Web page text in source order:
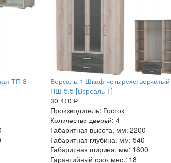
ТП-3
Версаль-1 Шкаф четырёхстворчатый
ПШ-5.5 [Версаль-1]
30 410 ₽
Производитель: Росток
Количество дверей: 4
Габаритная высота, мм: 2200
Габаритная глубина, мм: 540
Габаритная ширина, мм: 1600
Гарантийный срок мес.: 18